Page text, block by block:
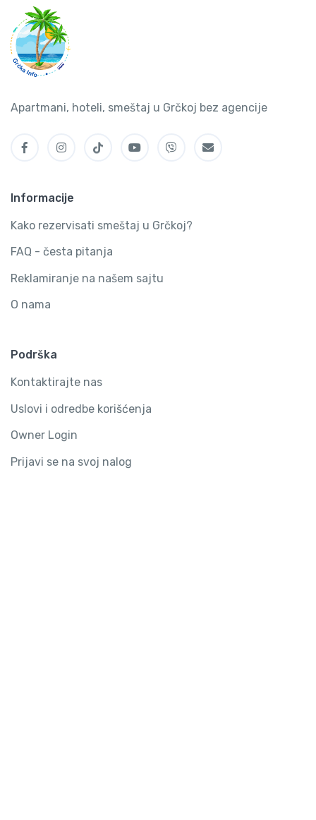
Apartmani, hoteli, smeštaj u Grčkoj bez agencije
Informacije
Kako rezervisati smeštaj u Grčkoj?
FAQ - česta pitanja
Reklamiranje na našem sajtu
O nama
Podrška
Kontaktirajte nas
Uslovi i odredbe korišćenja
Owner Login
Prijavi se na svoj nalog